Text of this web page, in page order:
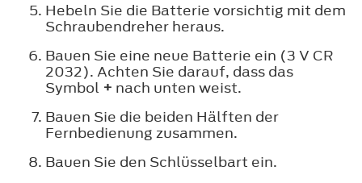
Hebeln Sie die Batterie vorsichtig mit dem
Schraubendreher heraus.
Bauen Sie eine neue Batterie ein (3 V CR
2032). Achten Sie darauf, dass das
Symbol + nach unten weist.
Bauen Sie die beiden Hälften der
Fernbedienung zusammen.
Bauen Sie den Schlüsselbart ein.